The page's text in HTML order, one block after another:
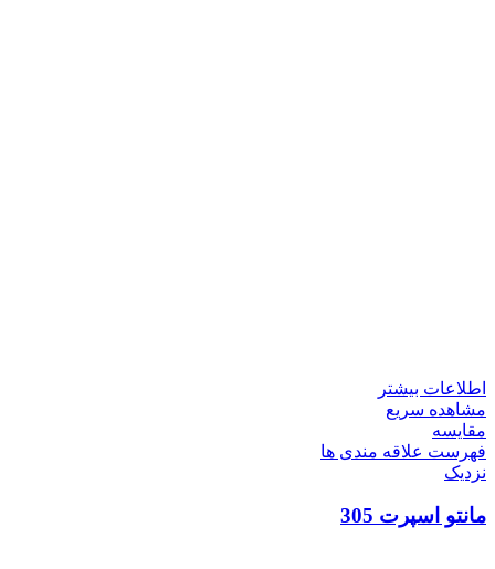
اطلاعات بیشتر
مشاهده سریع
مقایسه
فهرست علاقه مندی ها
نزدیک
مانتو اسپرت 305